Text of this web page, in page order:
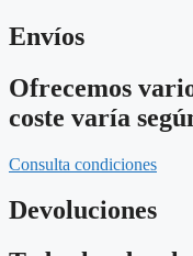
Envíos
Ofrecemos
coste varía
Consulta condiciones
Devoluciones